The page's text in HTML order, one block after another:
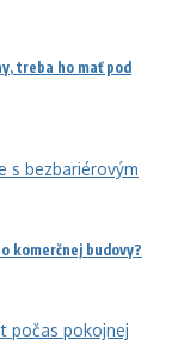
treba ho mať pod
komerčnej budovy?